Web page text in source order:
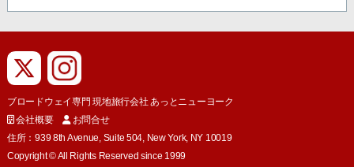
ブロードウェイ専門 現地旅行会社 あっとニューヨーク
会社概要
お問合せ
住所：939 8th Avenue, Suite 504, New York, NY 10019
Copyright © All Rights Reserved since 1999